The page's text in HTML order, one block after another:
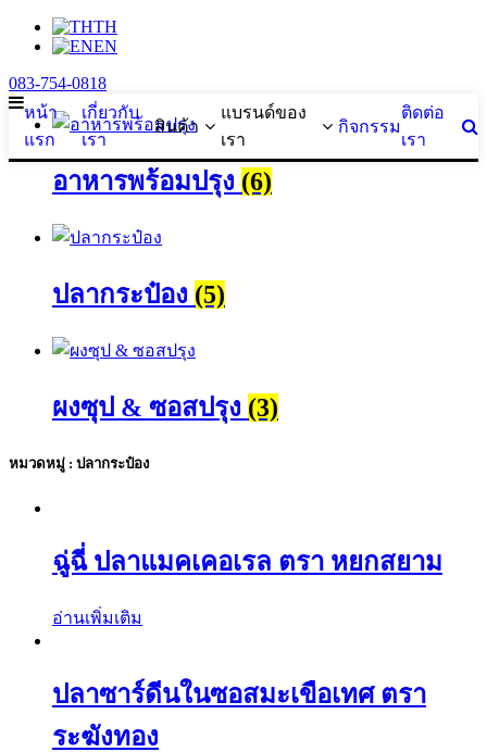
TH
EN
083-754-0818
หน้า
แรก
เกี่ยวกับ
เรา
สินค้า
แบรนด์ของ
เรา
กิจกรรม
ติดต่อ
เรา
อาหารพร้อมปรุง (6)
ปลากระป๋อง (5)
ผงซุป & ซอสปรุง (3)
หมวดหมู่ : ปลากระป๋อง
ฉู่ฉี่ ปลาแมคเคอเรล ตรา หยกสยาม
อ่านเพิ่มเติม
ปลาซาร์ดีนในซอสมะเขือเทศ ตรา
ระฆังทอง